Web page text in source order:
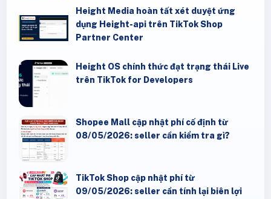
Height Media hoàn tất xét duyệt ứng
dụng Height-api trên TikTok Shop
Partner Center
Height OS chính thức đạt trạng thái Live
trên TikTok for Developers
Shopee Mall cập nhật phí cố định từ
08/05/2026: seller cần kiểm tra gì?
TikTok Shop cập nhật phí từ
09/05/2026: seller cần tính lại biên lợi